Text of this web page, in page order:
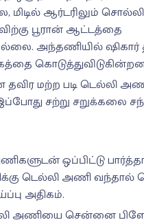
மிடில் ஆர்டரிலும்
பூரான் ஆட்டத்தை
அந்தணியில்
மற்ற படி டெல்லி
சற்று சறுக்கலை
ஒப்பிட்டு
டெல்லி அணி வந்தால்
அதிகம்.
அணியை சென்னை